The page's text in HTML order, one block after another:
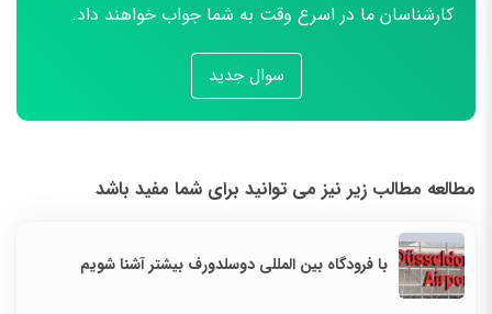
کارشناسان ما در اسرع وقت به شما جواب خواهند داد.
سوال جدید
مطالعه مطالب زیر نیز می توانید برای شما مفید باشد
با فرودگاه بین المللی دوسلدورف بیشتر آشنا شویم